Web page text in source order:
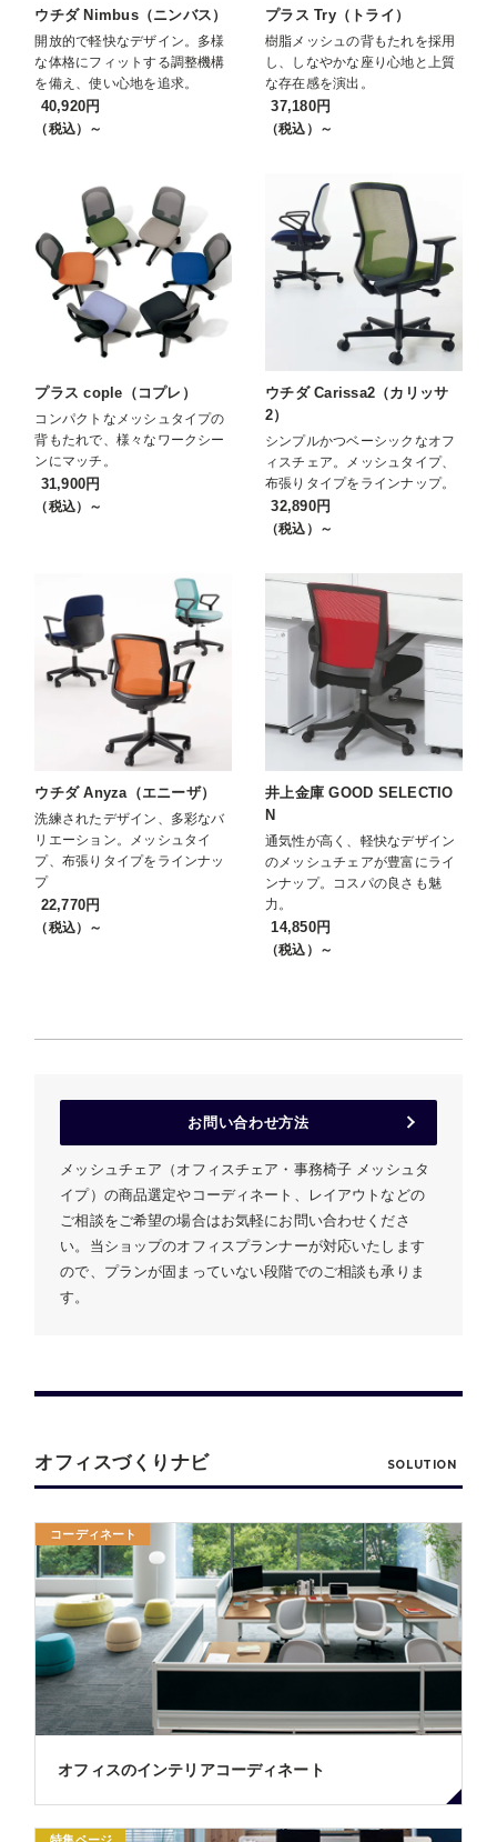
ウチダ Nimbus（ニンバス）
開放的で軽快なデザイン。多様
な体格にフィットする調整機構
を備え、使い心地を追求。
40,920円
（税込）～
プラス Try（トライ）
樹脂メッシュの背もたれを採用
し、しなやかな座り心地と上質
な存在感を演出。
37,180円
（税込）～
プラス cople（コプレ）
コンパクトなメッシュタイプの
背もたれで、様々なワークシー
ンにマッチ。
31,900円
（税込）～
ウチダ Carissa2（カリッサ
2）
シンプルかつベーシックなオフ
ィスチェア。メッシュタイプ、
布張りタイプをラインナップ。
32,890円
（税込）～
ウチダ Anyza（エニーザ）
洗練されたデザイン、多彩なバ
リエーション。メッシュタイ
プ、布張りタイプをラインナッ
プ
22,770円
（税込）～
井上金庫 GOOD SELECTIO
N
通気性が高く、軽快なデザイン
のメッシュチェアが豊富にライ
ンナップ。コスパの良さも魅
力。
14,850円
（税込）～
お問い合わせ方法
メッシュチェア（オフィスチェア・事務椅子 メッシュタ
イプ）の商品選定やコーディネート、レイアウトなどの
ご相談をご希望の場合はお気軽にお問い合わせくださ
い。当ショップのオフィスプランナーが対応いたします
ので、プランが固まっていない段階でのご相談も承りま
す。
オフィスづくりナビ SOLUTION
コーディネート
オフィスのインテリアコーディネート